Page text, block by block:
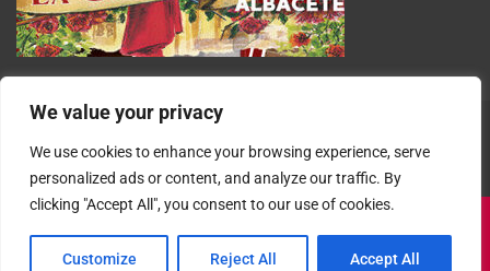
We value your privacy
We use cookies to enhance your browsing experience, serve
personalized ads or content, and analyze our traffic. By
clicking "Accept All", you consent to our use of cookies.
Customize Reject All Accept All